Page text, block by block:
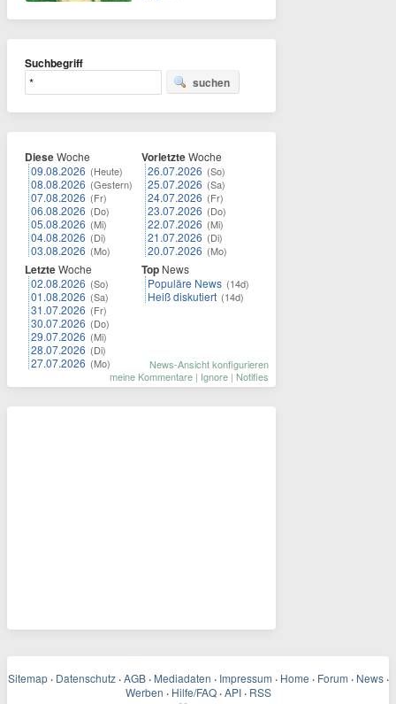
Suchbegriff
suchen
DieseWoche
09.08.2026 (Heute)
08.08.2026 (Gestern)
07.08.2026 (Fr)
06.08.2026 (Do)
05.08.2026 (Mi)
04.08.2026 (Di)
03.08.2026 (Mo)
LetzteWoche
02.08.2026 (So)
01.08.2026 (Sa)
31.07.2026 (Fr)
30.07.2026 (Do)
29.07.2026 (Mi)
28.07.2026 (Di)
27.07.2026 (Mo)
VorletzteWoche
26.07.2026 (So)
25.07.2026 (Sa)
24.07.2026 (Fr)
23.07.2026 (Do)
22.07.2026 (Mi)
21.07.2026 (Di)
20.07.2026 (Mo)
Top News
Populäre News (14d)
Heiß diskutiert (14d)
News-Ansicht konfigurieren
meine Kommentare | Ignore | Notifies
Sitemap · Datenschutz · AGB · Mediadaten · Impressum · Home · Forum · News ·
Werben · Hilfe/FAQ · API · RSS